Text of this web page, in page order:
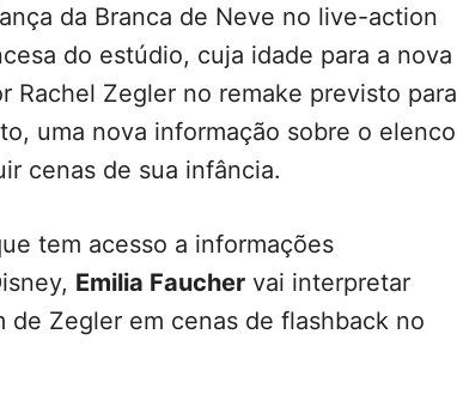
da Branca de Neve no live-action
do estúdio, cuja idade para a nova
Rachel Zegler no remake previsto para
uma nova informação sobre o elenco
cenas de sua infância.
tem acesso a informações
Emilia Faucher vai interpretar
de Zegler em cenas de flashback no